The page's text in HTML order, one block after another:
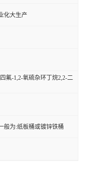
化大生产
氟-1,2-氧硫杂环丁烷2,2-二
般为:纸板桶或镀锌铁桶